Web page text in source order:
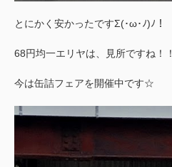
とにかく安かったですΣ(･ω･ﾉ)ﾉ！
68円均一エリヤは、見所ですね！！
今は缶詰フェアを開催中です☆